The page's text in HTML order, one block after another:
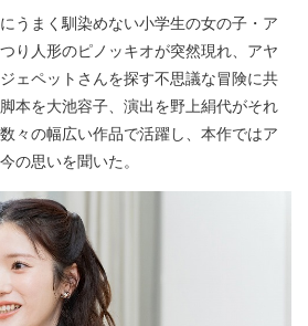
うまく馴染めない小学生の女の子・ア
り人形のピノッキオが突然現れ、アヤ
ェペットさんを探す不思議な冒険に共
本を大池容子、演出を野上絹代がそれ
々の幅広い作品で活躍し、本作ではア
の思いを聞いた。